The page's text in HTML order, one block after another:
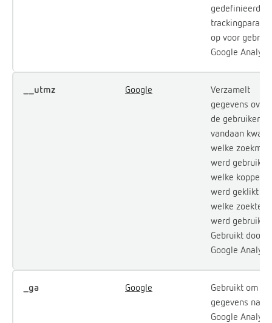
gedefinieerde
op voor
Google
__utmz Google
Verzamelt
gegevens over
de gebruiker
vandaan kwam,
welke
werd gebruikt,
welke
werd geklikt en
welke zoekterm
werd gebruikt.
Gebruikt door
Google
_ga Google
Gebruikt om
gegevens naar
Google